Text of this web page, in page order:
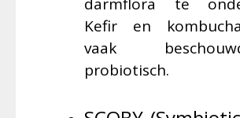
darmflora te
Kefir en
vaak
probiotisch.